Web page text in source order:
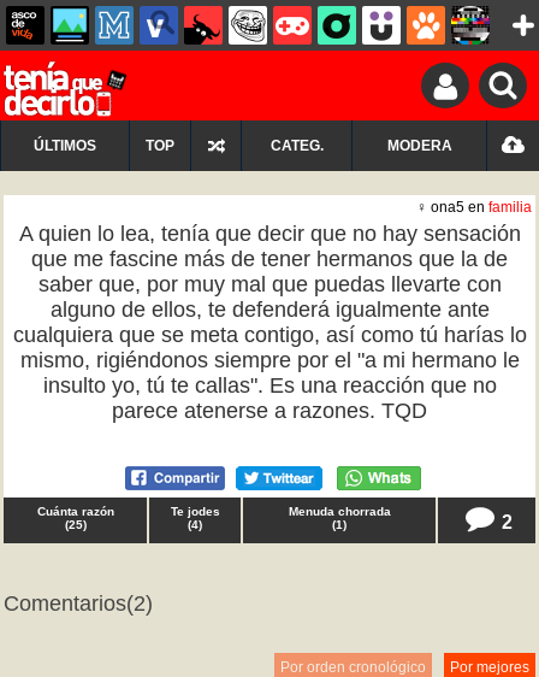
ÚLTIMOS TOP CATEG. MODERA
♀ ona5 en familia
A quien lo lea, tenía que decir que no hay sensación
que me fascine más de tener hermanos que la de
saber que, por muy mal que puedas llevarte con
alguno de ellos, te defenderá igualmente ante
cualquiera que se meta contigo, así como tú harías lo
mismo, rigiéndonos siempre por el "a mi hermano le
insulto yo, tú te callas". Es una reacción que no
parece atenerse a razones. TQD
Cuánta razón
(25)
Te jodes
(4)
Menuda chorrada
(1) 2
Comentarios(2)
Por mejores
Por orden cronológico